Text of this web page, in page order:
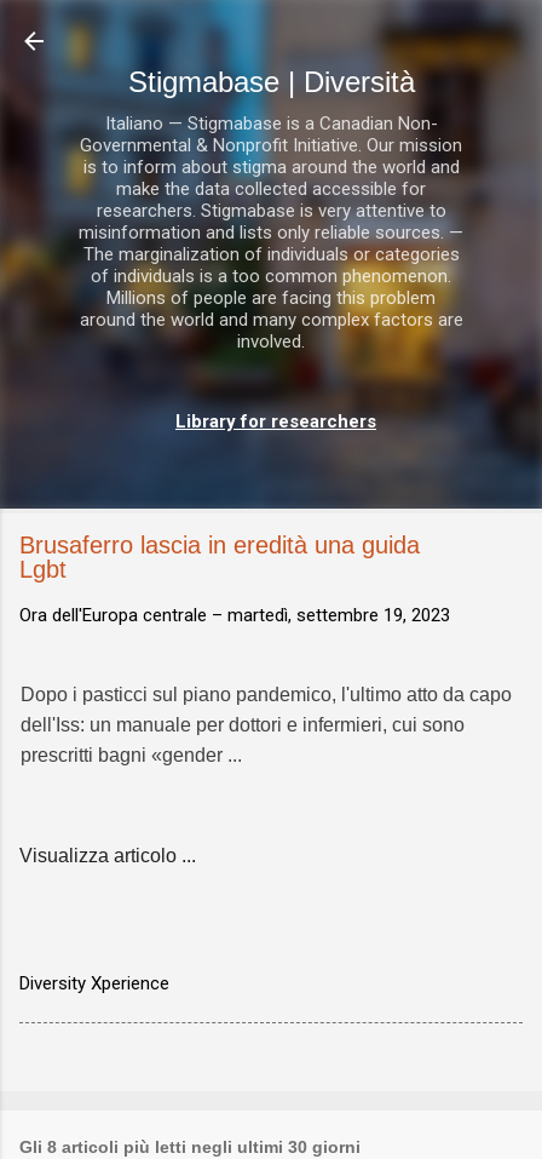
Passa ai contenuti principali
Stigmabase | Diversità
Italiano — Stigmabase is a Canadian Non-
Governmental & Nonprofit Initiative. Our mission
is to inform about stigma around the world and
make the data collected accessible for
researchers. Stigmabase is very attentive to
misinformation and lists only reliable sources. —
The marginalization of individuals or categories
of individuals is a too common phenomenon.
Millions of people are facing this problem
around the world and many complex factors are
involved.
Library for researchers
Brusaferro lascia in eredità una guida
Lgbt
Ora dell'Europa centrale – martedì, settembre 19, 2023
Dopo i pasticci sul piano pandemico, l'ultimo atto da capo
dell'Iss: un manuale per dottori e infermieri, cui sono
prescritti bagni «gender ...
Visualizza articolo ...
Diversity Xperience
Gli 8 articoli più letti negli ultimi 30 giorni